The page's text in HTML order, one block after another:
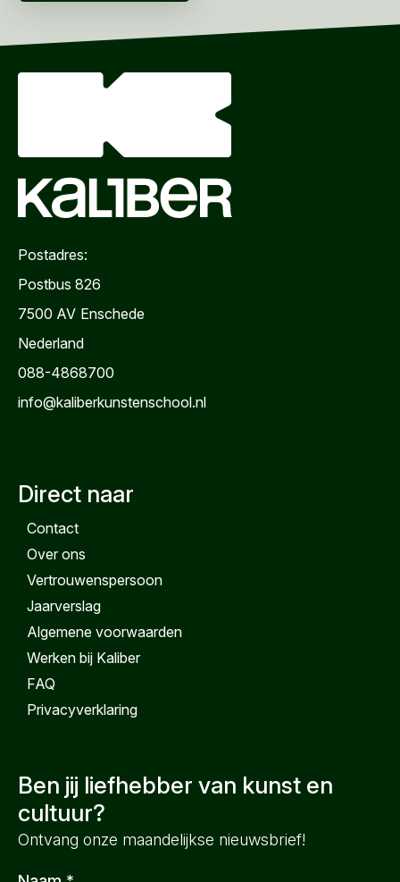
Postadres:
Postbus 826
7500 AV Enschede
Nederland
088-4868700
info@kaliberkunstenschool.nl
Direct naar
Contact
Over ons
Vertrouwenspersoon
Jaarverslag
Algemene voorwaarden
Werken bij Kaliber
FAQ
Privacyverklaring
Ben jij liefhebber van kunst en
cultuur?
Ontvang onze maandelijkse nieuwsbrief!